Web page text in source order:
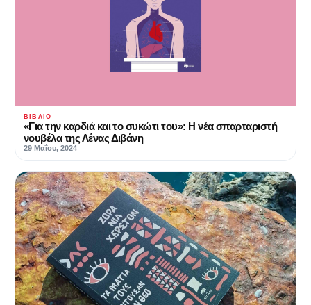
ΒΙΒΛΊΟ
«Για την καρδιά και το συκώτι του»: Η νέα σπαρταριστή
νουβέλα της Λένας Διβάνη
29 Μαΐου, 2024